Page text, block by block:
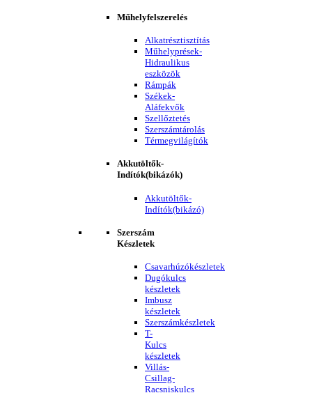
Műhelyfelszerelés
Alkatrésztisztítás
Műhelyprések-
Hidraulikus
eszközök
Rámpák
Székek-
Aláfekvők
Szellőztetés
Szerszámtárolás
Térmegvilágítók
Akkutöltők-
Indítók(bikázók)
Akkutöltők-
Indítók(bikázó)
Szerszám
Készletek
Csavarhúzókészletek
Dugókulcs
készletek
Imbusz
készletek
Szerszámkészletek
T-
Kulcs
készletek
Villás-
Csillag-
Racsniskulcs